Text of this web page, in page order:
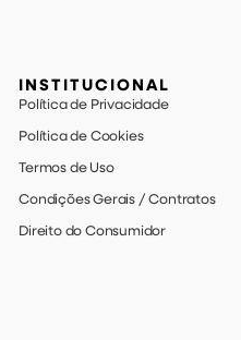
INSTITUCIONAL
Política de Privacidade
Política de Cookies
Termos de Uso
Condições Gerais / Contratos
Direito do Consumidor